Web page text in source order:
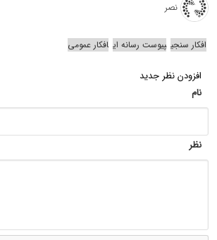
نصر
افکار سنجی پیوست رسانه ای افکار عمومی
افزودن نظر جدید
نام
نظر